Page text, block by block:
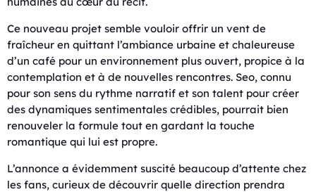
Ce nouveau projet semble vouloir offrir un vent de
fraîcheur en quittant l’ambiance urbaine et chaleureuse
d’un café pour un environnement plus ouvert, propice à la
contemplation et à de nouvelles rencontres. Seo, connu
pour son sens du rythme narratif et son talent pour créer
des dynamiques sentimentales crédibles, pourrait bien
renouveler la formule tout en gardant la touche
romantique qui lui est propre.
L’annonce a évidemment suscité beaucoup d’attente chez
les fans, curieux de découvrir quelle direction prendra